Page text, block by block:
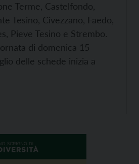
Terme, Castelfondo,
Tesino, Civezzano, Faedo,
Pieve Tesino e Strembo.
di domenica 15
delle schede inizia a